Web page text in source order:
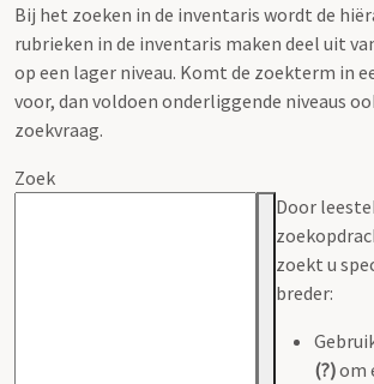
Bij het zoeken in de inventaris wordt de
rubrieken in de inventaris maken deel uit
op een lager niveau. Komt de zoekterm in
voor, dan voldoen onderliggende niveaus
zoekvraag.
Zoek
Door
zoekt u
breder:
(?)om